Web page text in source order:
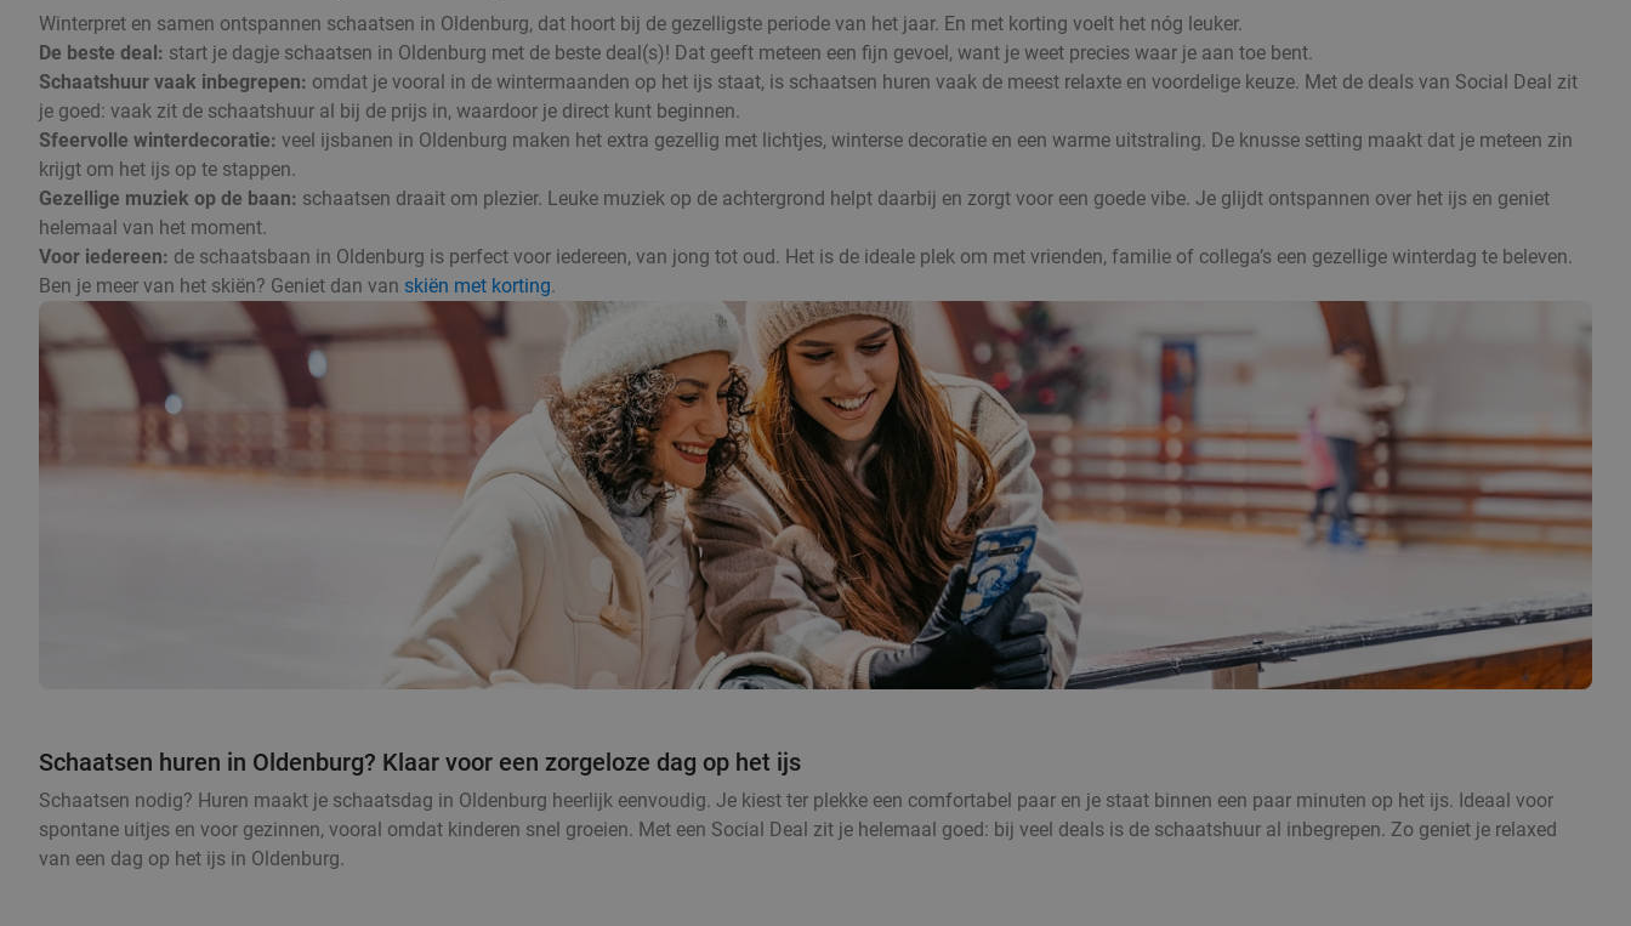
Winterpret en samen ontspannen schaatsen in Oldenburg, dat hoort bij de gezelligste periode van het jaar. En met korting voelt het nóg leuker.
De beste deal: start je dagje schaatsen in Oldenburg met de beste deal(s)! Dat geeft meteen een fijn gevoel, want je weet precies waar je aan toe bent.
Schaatshuur vaak inbegrepen: omdat je vooral in de wintermaanden op het ijs staat, is schaatsen huren vaak de meest relaxte en voordelige keuze. Met de deals van Social Deal zit
je goed: vaak zit de schaatshuur al bij de prijs in, waardoor je direct kunt beginnen.
Sfeervolle winterdecoratie: veel ijsbanen in Oldenburg maken het extra gezellig met lichtjes, winterse decoratie en een warme uitstraling. De knusse setting maakt dat je meteen zin
krijgt om het ijs op te stappen.
Gezellige muziek op de baan: schaatsen draait om plezier. Leuke muziek op de achtergrond helpt daarbij en zorgt voor een goede vibe. Je glijdt ontspannen over het ijs en geniet
helemaal van het moment.
Voor iedereen: de schaatsbaan in Oldenburg is perfect voor iedereen, van jong tot oud. Het is de ideale plek om met vrienden, familie of collega’s een gezellige winterdag te beleven.
Ben je meer van het skiën? Geniet dan van skiën met korting.
Schaatsen huren in Oldenburg? Klaar voor een zorgeloze dag op het ijs
Schaatsen nodig? Huren maakt je schaatsdag in Oldenburg heerlijk eenvoudig. Je kiest ter plekke een comfortabel paar en je staat binnen een paar minuten op het ijs. Ideaal voor
spontane uitjes en voor gezinnen, vooral omdat kinderen snel groeien. Met een Social Deal zit je helemaal goed: bij veel deals is de schaatshuur al inbegrepen. Zo geniet je relaxed
van een dag op het ijs in Oldenburg.